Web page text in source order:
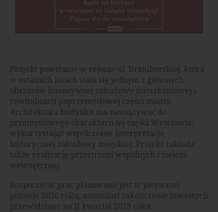
Projekt powstanie w rejonie ul. Braniborskiej, która
w ostatnich latach stała się jednym z głównych
obszarów intensywnej zabudowy mieszkaniowej i
rewitalizacji poprzemysłowej części miasta.
Architektura budynku ma nawiązywać do
przemysłowego charakteru tej części Wrocławia,
wykorzystując współczesne interpretacje
historycznej zabudowy miejskiej. Projekt zakłada
także realizację przestrzeni wspólnych i zieleni
wewnętrznej.
Rozpoczęcie prac planowane jest w pierwszej
połowie 2026 roku, natomiast zakończenie inwestycji
przewidziano na II kwartał 2028 roku.